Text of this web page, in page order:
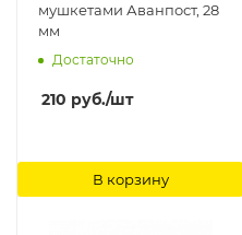
мушкетами Аванпост, 28
мм
Достаточно
210 руб./шт
В корзину